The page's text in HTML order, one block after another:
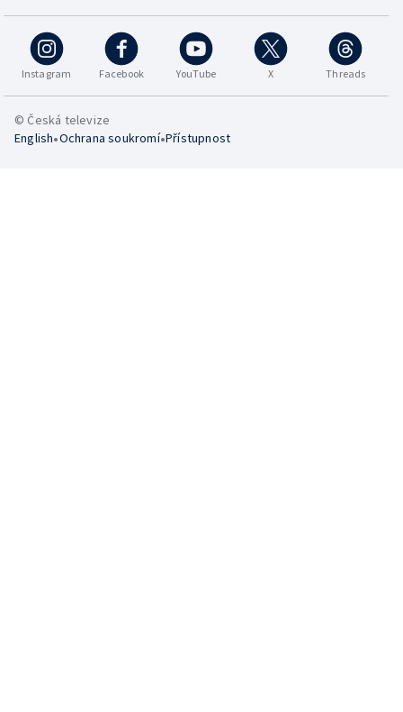
Instagram Facebook YouTube X Threads
© Česká televize
English•Ochrana soukromí•Přístupnost